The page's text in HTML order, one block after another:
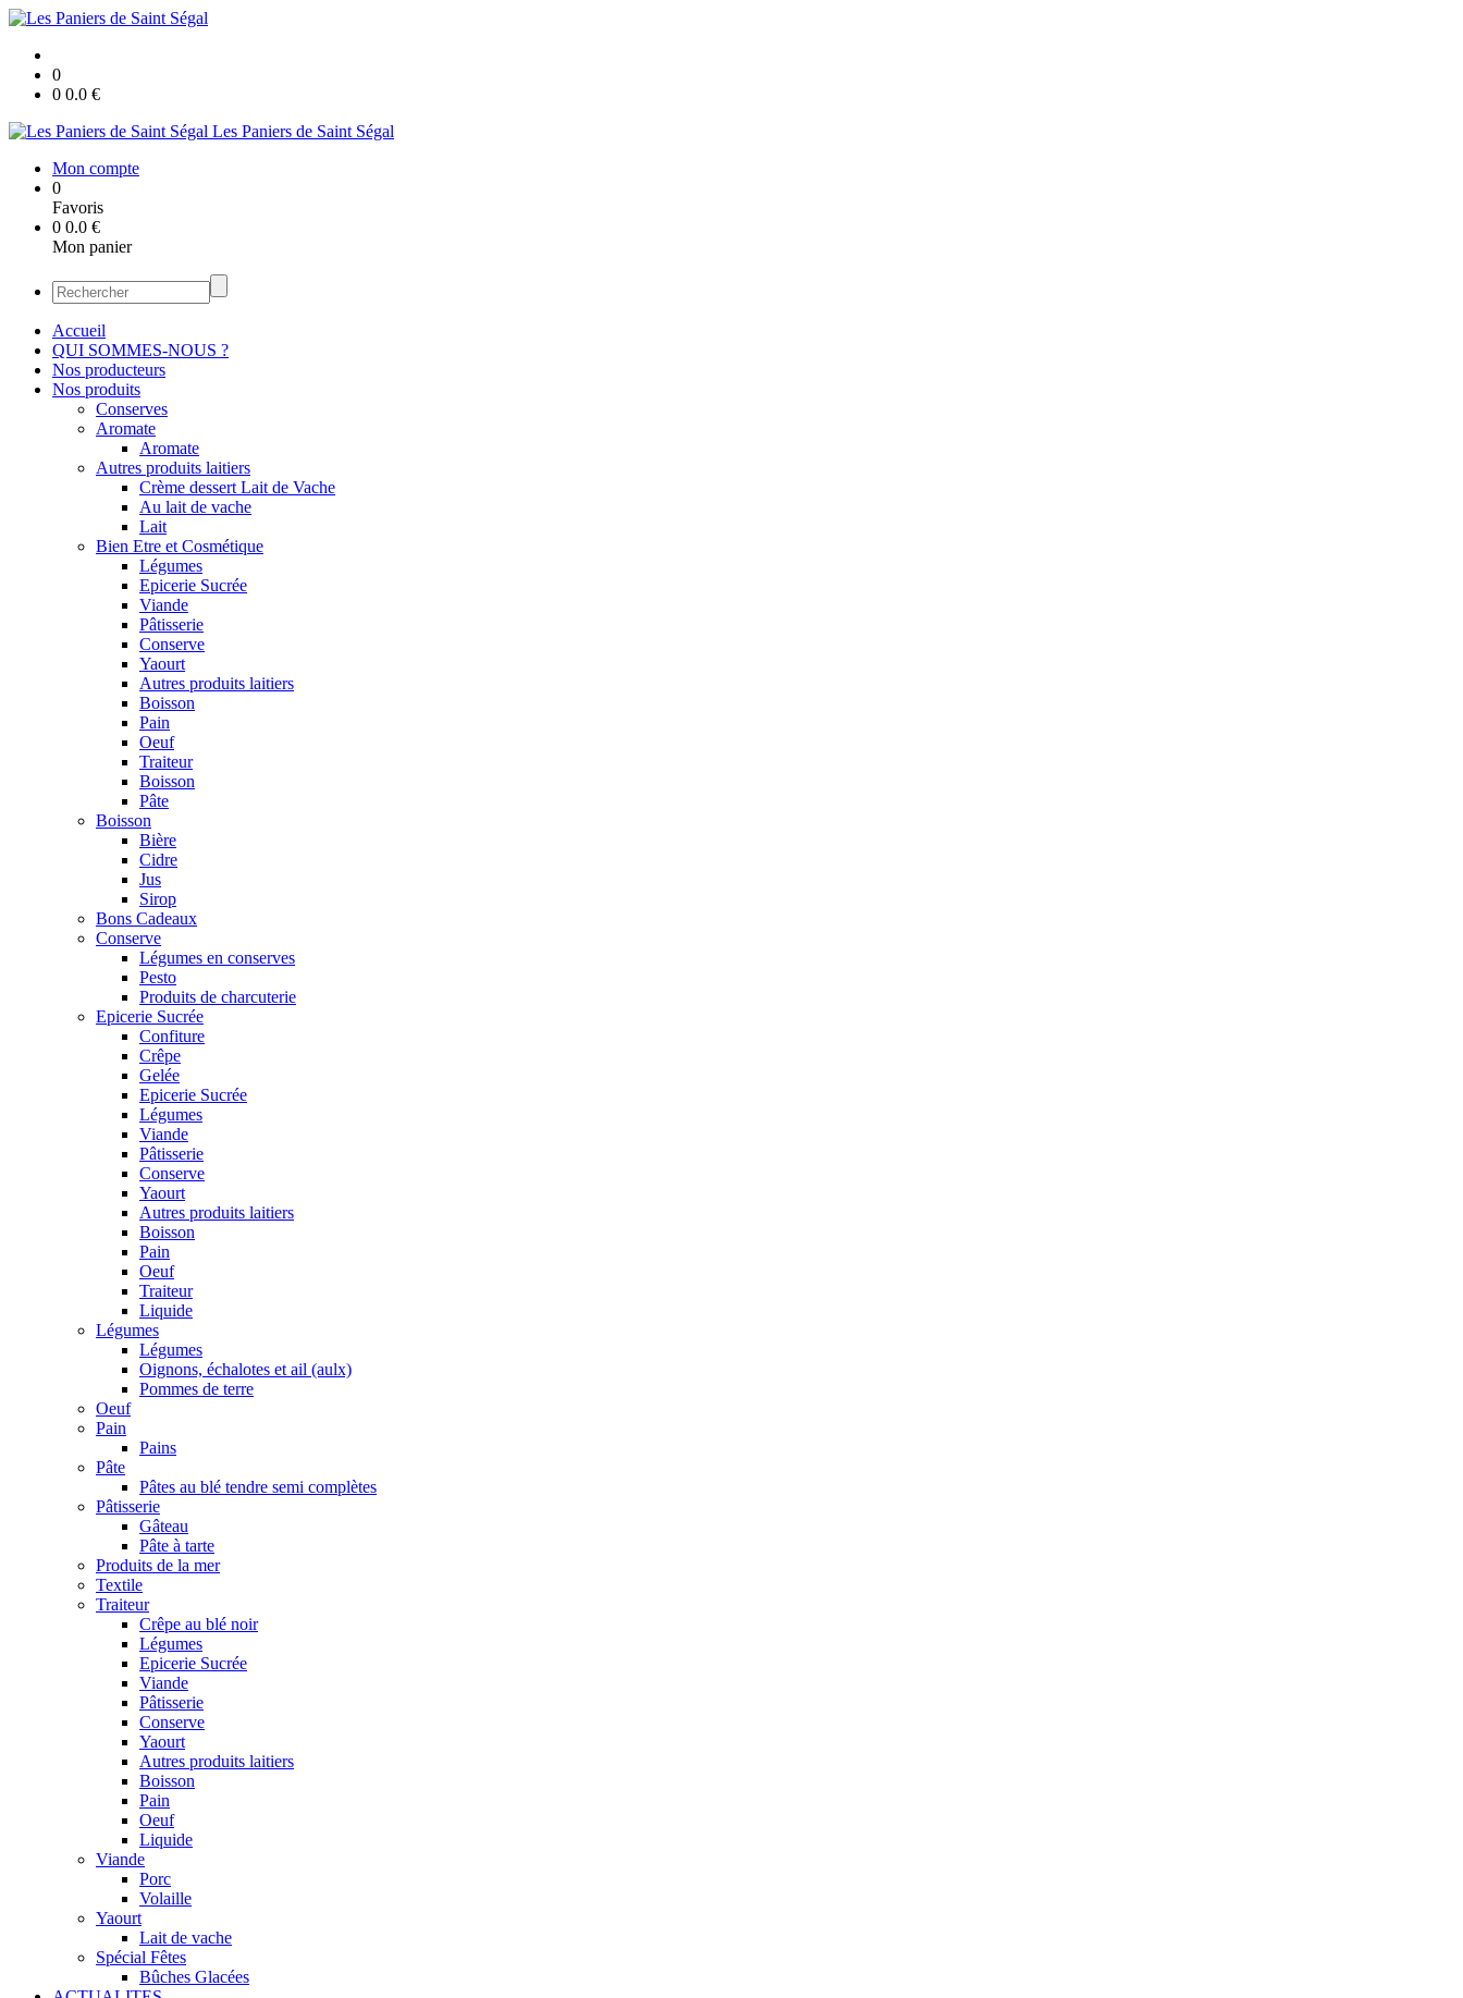
0
0 0.0 €
Les Paniers de Saint Ségal
Mon compte
0
Favoris
0 0.0 €
Mon panier
Accueil
QUI SOMMES-NOUS ?
Nos producteurs
Nos produits
Conserves
Aromate
Aromate
Autres produits laitiers
Crème dessert Lait de Vache
Au lait de vache
Lait
Bien Etre et Cosmétique
Légumes
Epicerie Sucrée
Viande
Pâtisserie
Conserve
Yaourt
Autres produits laitiers
Boisson
Pain
Oeuf
Traiteur
Boisson
Pâte
Boisson
Bière
Cidre
Jus
Sirop
Bons Cadeaux
Conserve
Légumes en conserves
Pesto
Produits de charcuterie
Epicerie Sucrée
Confiture
Crêpe
Gelée
Epicerie Sucrée
Légumes
Viande
Pâtisserie
Conserve
Yaourt
Autres produits laitiers
Boisson
Pain
Oeuf
Traiteur
Liquide
Légumes
Légumes
Oignons, échalotes et ail (aulx)
Pommes de terre
Oeuf
Pain
Pains
Pâte
Pâtes au blé tendre semi complètes
Pâtisserie
Gâteau
Pâte à tarte
Produits de la mer
Textile
Traiteur
Crêpe au blé noir
Légumes
Epicerie Sucrée
Viande
Pâtisserie
Conserve
Yaourt
Autres produits laitiers
Boisson
Pain
Oeuf
Liquide
Viande
Porc
Volaille
Yaourt
Lait de vache
Spécial Fêtes
Bûches Glacées